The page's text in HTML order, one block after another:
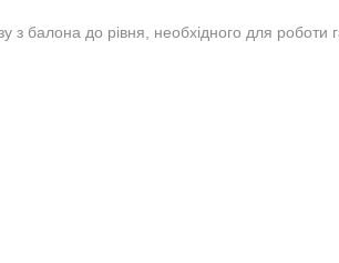
з балона до рівня, необхідного для роботи